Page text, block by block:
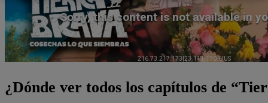
¿Dónde ver todos los capítulos de